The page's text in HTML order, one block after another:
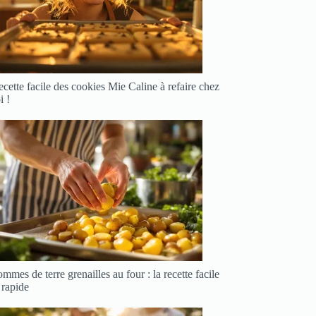
facile des cookies Mie Caline à refaire chez
!
de terre grenailles au four : la recette facile